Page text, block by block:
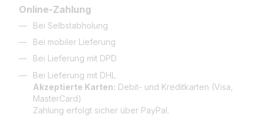
Online-Zahlung
Bei Selbstabholung
Bei mobiler Lieferung
Bei Lieferung mit DPD
Bei Lieferung mit DHL
Akzeptierte Karten: Debit- und Kreditkarten (Visa,
MasterCard)
Zahlung erfolgt sicher über PayPal.